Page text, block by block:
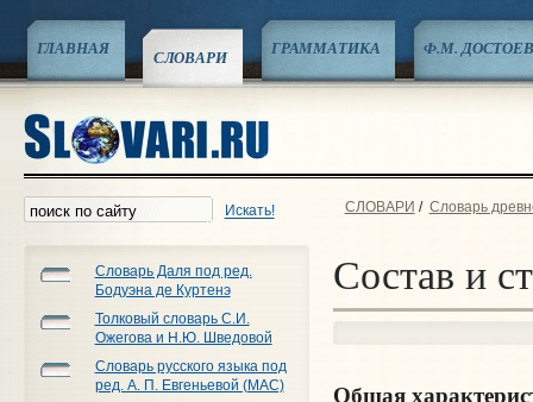
ГЛАВНАЯ СЛОВАРИ ГРАММАТИКА Ф.М.
Искать!
Словарь Даля под ред.
Бодуэна де Куртенэ
Толковый словарь С.И.
Ожегова и Н.Ю. Шведовой
Словарь русского языка под
ред. А. П. Евгеньевой (МАС)
СЛОВАРИ / Словарь
Состав и
Общая